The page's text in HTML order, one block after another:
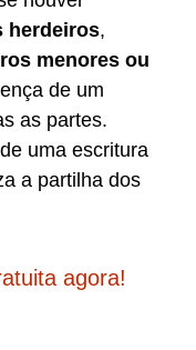
herdeiros,
menores ou
de um
as partes.
uma escritura
a partilha dos
agora!